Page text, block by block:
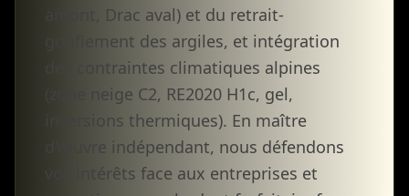
amont, Drac aval) et du retrait-
gonflement des argiles, et intégration
des contraintes climatiques alpines
(zone neige C2, RE2020 H1c, gel,
inversions thermiques). En maître
d'œuvre indépendant, nous défendons
vos intérêts face aux entreprises et